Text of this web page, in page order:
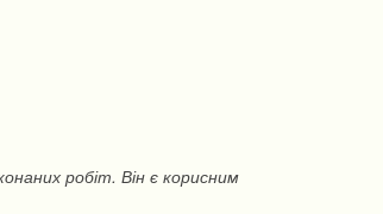
робіт. Він є корисним